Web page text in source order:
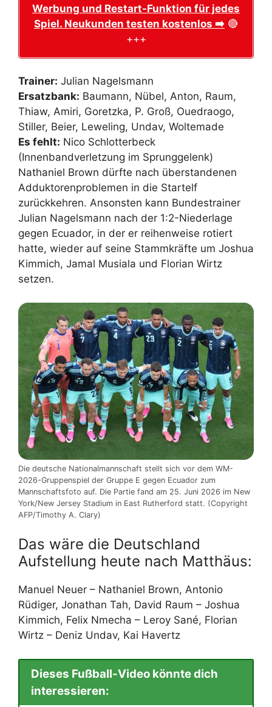
Werbung und Restart-Funktion für jedes
Spiel. Neukunden testen kostenlos ➡️ 🔴
+++
Trainer: Julian Nagelsmann
Ersatzbank: Baumann, Nübel, Anton, Raum,
Thiaw, Amiri, Goretzka, P. Groß, Ouedraogo,
Stiller, Beier, Leweling, Undav, Woltemade
Es fehlt: Nico Schlotterbeck
(Innenbandverletzung im Sprunggelenk)
Nathaniel Brown dürfte nach überstandenen
Adduktorenproblemen in die Startelf
zurückkehren. Ansonsten kann Bundestrainer
Julian Nagelsmann nach der 1:2-Niederlage
gegen Ecuador, in der er reihenweise rotiert
hatte, wieder auf seine Stammkräfte um Joshua
Kimmich, Jamal Musiala und Florian Wirtz
setzen.
Die deutsche Nationalmannschaft stellt sich vor dem WM-
2026-Gruppenspiel der Gruppe E gegen Ecuador zum
Mannschaftsfoto auf. Die Partie fand am 25. Juni 2026 im New
York/New Jersey Stadium in East Rutherford statt. (Copyright
AFP/Timothy A. Clary)
Das wäre die Deutschland
Aufstellung heute nach Matthäus:
Manuel Neuer – Nathaniel Brown, Antonio
Rüdiger, Jonathan Tah, David Raum – Joshua
Kimmich, Felix Nmecha – Leroy Sané, Florian
Wirtz – Deniz Undav, Kai Havertz
Dieses Fußball-Video könnte dich
interessieren: